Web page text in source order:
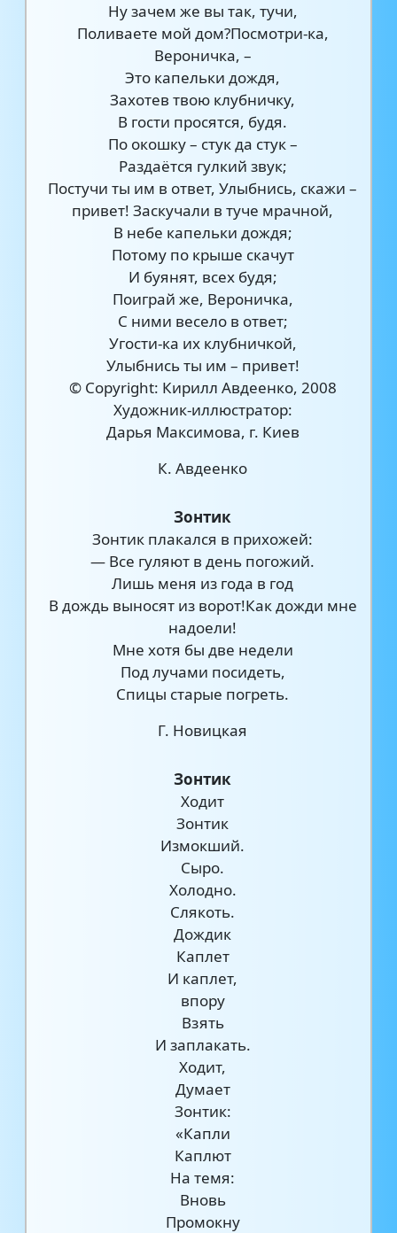
Ну зачем же вы так, тучи,
Поливаете мой дом?Посмотри-ка,
Вероничка, –
Это капельки дождя,
Захотев твою клубничку,
В гости просятся, будя.
По окошку – стук да стук –
Раздаётся гулкий звук;
Постучи ты им в ответ, Улыбнись, скажи –
привет! Заскучали в туче мрачной,
В небе капельки дождя;
Потому по крыше скачут
И буянят, всех будя;
Поиграй же, Вероничка,
С ними весело в ответ;
Угости-ка их клубничкой,
Улыбнись ты им – привет!
© Copyright: Кирилл Авдеенко, 2008
Художник-иллюстратор:
Дарья Максимова, г. Киев
К. Авдеенко
Зонтик
Зонтик плакался в прихожей:
— Все гуляют в день погожий.
Лишь меня из года в год
В дождь выносят из ворот!Как дожди мне
надоели!
Мне хотя бы две недели
Под лучами посидеть,
Спицы старые погреть.
Г. Новицкая
Зонтик
Ходит
Зонтик
Измокший.
Сыро.
Холодно.
Слякоть.
Дождик
Каплет
И каплет,
впору
Взять
И заплакать.
Ходит,
Думает
Зонтик:
«Капли
Каплют
На темя:
Вновь
Промокну